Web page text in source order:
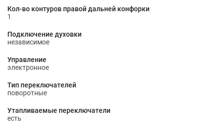
Кол-во контуров правой дальней конфорки
1
Подключение духовки
независимое
Управление
электронное
Тип переключателей
поворотные
Утапливаемые переключатели
есть